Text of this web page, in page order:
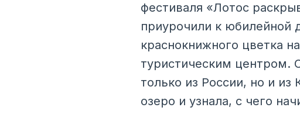
фестиваля «Лотос
приурочили к юбилейной
краснокнижного цветка
туристическим центром.
только из России, но и из
озеро и узнала, с чего